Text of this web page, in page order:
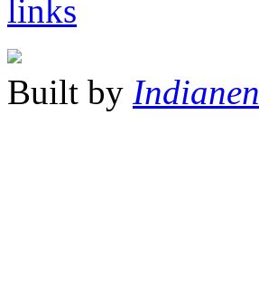
links
Built by Indianen